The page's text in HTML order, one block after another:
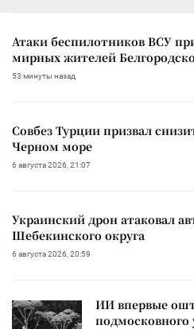
Атаки беспилотников ВСУ
мирных жителей
53 минуты назад
Совбез Турции призвал
Черном море
6 августа 2026, 21:07
Украинский дрон атаковал
Шебекинского округа
6 августа 2026, 20:59
ИИ впервые
подмосковного